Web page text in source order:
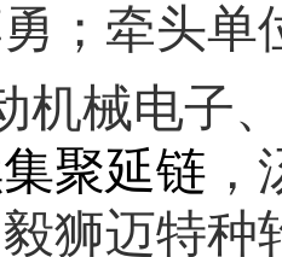
； 牵头单
机械电子
聚延链 ，
毅狮迈特种